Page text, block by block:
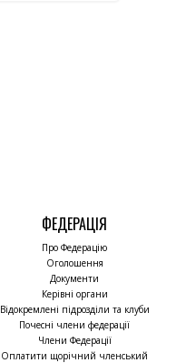
ФЕДЕРАЦІЯ
Про Федерацію
Оголошення
Документи
Керівні органи
Відокремлені підрозділи та клуби
Почесні члени федерації
Члени Федерації
Оплатити щорічний членський